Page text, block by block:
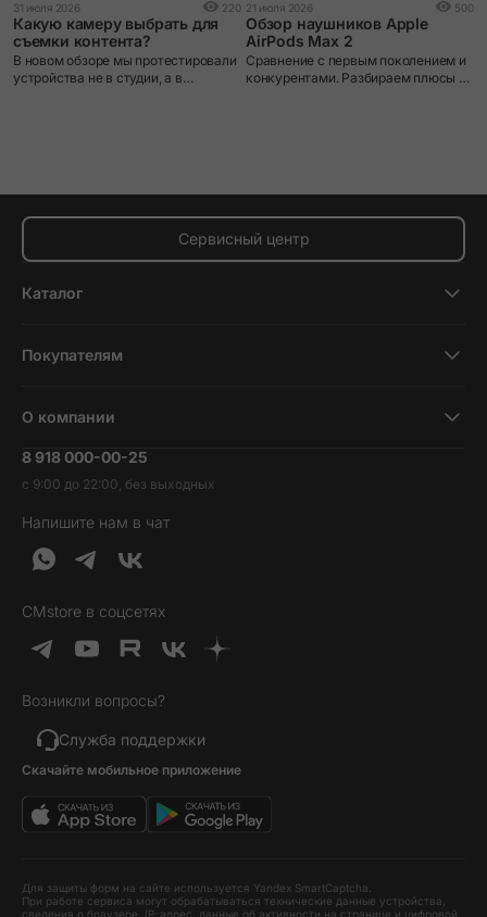
31 июля 2026 220
Какую камеру выбрать для
съемки контента?
В новом обзоре мы протестировали
устройства не в студии, а в
21 июля 2026 500
Обзор наушников Apple
AirPods Max 2
Сравнение с первым поколением и
конкурентами. Разбираем плюсы и
Сервисный центр
Каталог
Планшеты
Наушники и колонки
Гаджеты
Услуги и софт
Идеи подарков
Товары дня
Выгодные комплекты
Хиты продаж
Уценка
Покупателям
Трейд-ин
Гарантия и возврат
Доставка и оплата
Кредит и рассрочка
О компании
Вакансии
Контакты
Обратная связь
О нас
8 918 000-00-25
с 9:00 до 22:00, без выходных
Напишите нам в чат
CMstore в соцсетях
Возникли вопросы?
Служба поддержки
Скачайте мобильное приложение
Для защиты форм на сайте используется Yandex SmartCaptcha.
При работе сервиса могут обрабатываться технические данные устройства,
сведения о браузере, IP-адрес, данные об активности на странице и цифровой